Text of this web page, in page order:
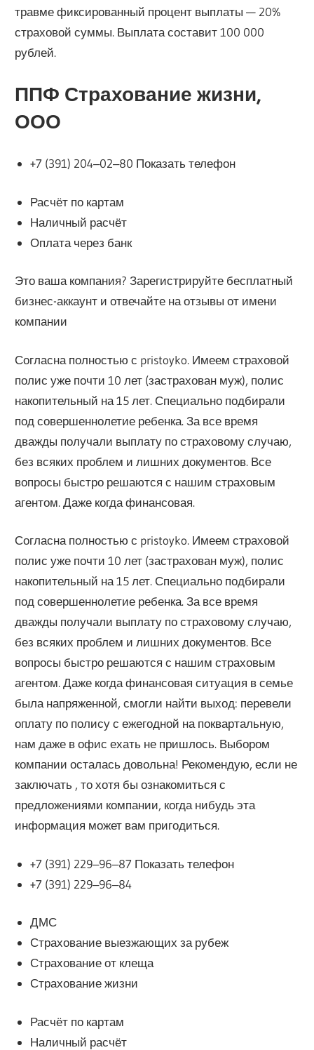
травме фиксированный процент выплаты — 20%
страховой суммы. Выплата составит 100 000
рублей.
ППФ Страхование жизни,
ООО
+7 (391) 204‒02‒80 Показать телефон
Расчёт по картам
Наличный расчёт
Оплата через банк
Это ваша компания? Зарегистрируйте бесплатный
бизнес-аккаунт и отвечайте на отзывы от имени
компании
Согласна полностью с pris­toyk­o. Имеем страховой
полис уже почти 10 лет (застрахован муж), полис
накопительный на 15 лет. Специально подбирали
под совершеннолетие ребенка. За все время
дважды получали выплату по страховому случаю,
без всяких проблем и лишних документов. Все
вопросы быстро решаются с нашим страховым
агентом. Даже когда финансовая.
Согласна полностью с pris­toyk­o. Имеем страховой
полис уже почти 10 лет (застрахован муж), полис
накопительный на 15 лет. Специально подбирали
под совершеннолетие ребенка. За все время
дважды получали выплату по страховому случаю,
без всяких проблем и лишних документов. Все
вопросы быстро решаются с нашим страховым
агентом. Даже когда финансовая ситуация в семье
была напряженной, смогли найти выход: перевели
оплату по полису с ежегодной на поквартальную,
нам даже в офис ехать не пришлось. Выбором
компании осталась довольна! Рекомендую, если не
заключать , то хотя бы ознакомиться с
предложениями компании, когда нибудь эта
информация может вам пригодиться.
+7 (391) 229‒96‒87 Показать телефон
+7 (391) 229‒96‒84
ДМС
Страхование выезжающих за рубеж
Страхование от клеща
Страхование жизни
Расчёт по картам
Наличный расчёт